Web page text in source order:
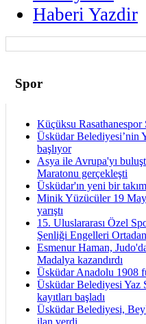
Haberi Yazdir
Spor
Küçüksu
Üsküdar Belediyesi’nin
başlıyor
Asya ile Avrupa'yı
Maratonu gerçekleşti
Üsküdar'ın yeni bir
Minik Yüzücüler 19
yarıştı
15. Uluslararası Özel
Şenliği Engelleri Ortadan
Esmenur Haman,
Madalya kazandırdı
Üsküdar Anadolu 1908
Üsküdar Belediyesi Yaz
kayıtları başladı
Üsküdar Belediyesi,
ilan verdi